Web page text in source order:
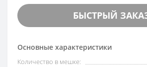
БЫСТРЫЙ
Основные характеристики
Количество в мешке: